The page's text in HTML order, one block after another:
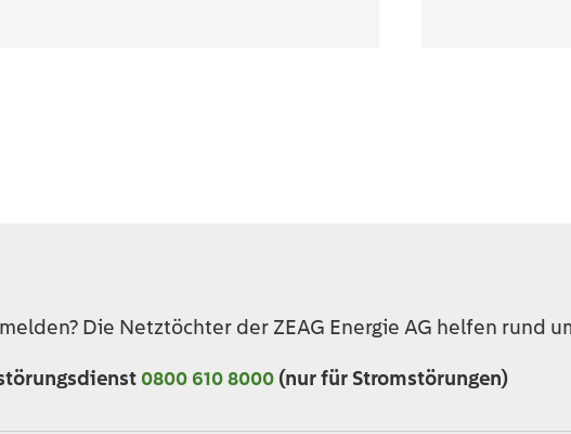
Die Netztöchter der ZEAG Energie AG helfen rund
0800 610 8000 (nur für Stromstörungen)